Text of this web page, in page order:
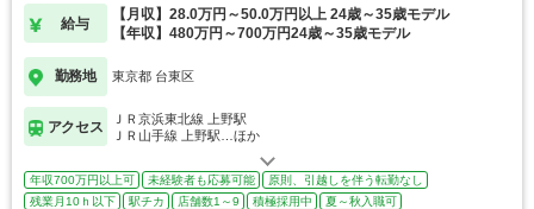
給与
【月収】28.0万円～50.0万円以上 24歳～35歳モデル
【年収】480万円～700万円24歳～35歳モデル
勤務地 東京都 台東区
アクセス
ＪＲ京浜東北線 上野駅
ＪＲ山手線 上野駅…ほか
年収700万円以上可 未経験者も応募可能
原則、引越しを伴う転勤なし
残業月10ｈ以下
駅チカ 店舗数1～9 積極採用中
夏～秋入職可